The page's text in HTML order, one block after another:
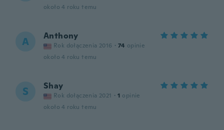
około 4 roku temu
A Anthony
Rok dołączenia 2016 · 74 opinie
około 4 roku temu
S Shay
Rok dołączenia 2021 · 1 opinie
około 4 roku temu